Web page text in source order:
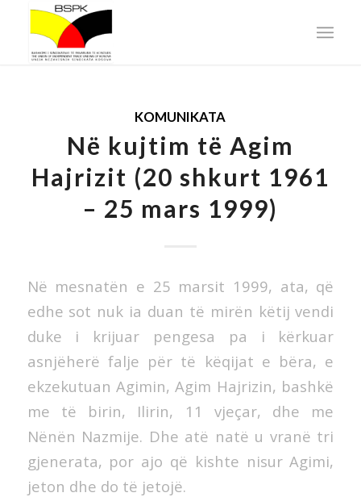
KOMUNIKATA
Në kujtim të Agim
Hajrizit (20 shkurt 1961
– 25 mars 1999)
Në mesnatën e 25 marsit 1999, ata, që
edhe sot nuk ia duan të mirën këtij vendi
duke i krijuar pengesa pa i kërkuar
asnjëherë falje për të këqijat e bëra, e
ekzekutuan Agimin, Agim Hajrizin, bashkë
me të birin, Ilirin, 11 vjeçar, dhe me
Nënën Nazmije. Dhe atë natë u vranë tri
gjenerata, por ajo që kishte nisur Agimi,
jeton dhe do të jetojë.